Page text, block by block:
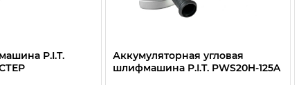
P.I.T.
Аккумуляторная угловая
шлифмашина P.I.T. PWS20H-125A